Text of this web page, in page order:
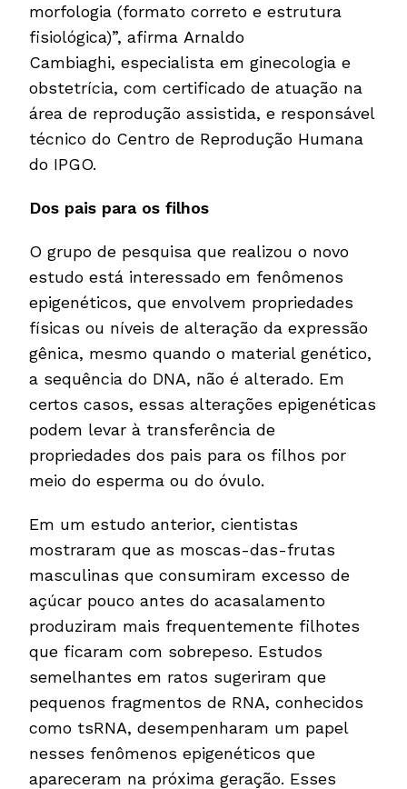
morfologia (formato correto e estrutura
fisiológica)”, afirma Arnaldo
Cambiaghi, especialista em ginecologia e
obstetrícia, com certificado de atuação na
área de reprodução assistida, e responsável
técnico do Centro de Reprodução Humana
do IPGO.
Dos pais para os filhos
O grupo de pesquisa que realizou o novo
estudo está interessado em fenômenos
epigenéticos, que envolvem propriedades
físicas ou níveis de alteração da expressão
gênica, mesmo quando o material genético,
a sequência do DNA, não é alterado. Em
certos casos, essas alterações epigenéticas
podem levar à transferência de
propriedades dos pais para os filhos por
meio do esperma ou do óvulo.
Em um estudo anterior, cientistas
mostraram que as moscas-das-frutas
masculinas que consumiram excesso de
açúcar pouco antes do acasalamento
produziram mais frequentemente filhotes
que ficaram com sobrepeso. Estudos
semelhantes em ratos sugeriram que
pequenos fragmentos de RNA, conhecidos
como tsRNA, desempenharam um papel
nesses fenômenos epigenéticos que
apareceram na próxima geração. Esses